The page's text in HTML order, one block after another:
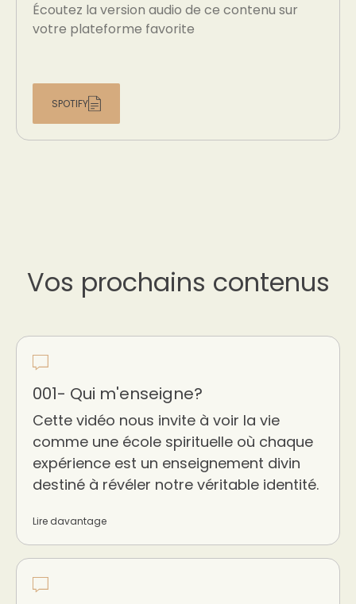
Écoutez la version audio de ce contenu sur
votre plateforme favorite
SPOTIFY
Vos prochains contenus
001- Qui m'enseigne?
Cette vidéo nous invite à voir la vie
comme une école spirituelle où chaque
expérience est un enseignement divin
destiné à révéler notre véritable identité.
Lire davantage